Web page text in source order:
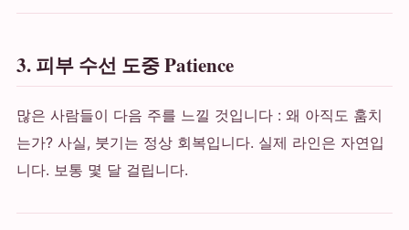
3. 피부 수선 도중 Patience
많은 사람들이 다음 주를 느낄 것입니다 : 왜 아직도 훔치
는가? 사실, 붓기는 정상 회복입니다. 실제 라인은 자연입
니다. 보통 몇 달 걸립니다.